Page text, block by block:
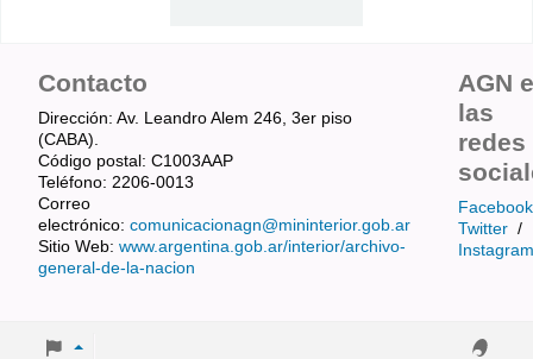
Contacto
Dirección: Av. Leandro Alem 246, 3er piso
(CABA).
Código postal: C1003AAP
Teléfono: 2206-0013
Correo
electrónico: comunicacionagn@mininterior.gob.ar
Sitio Web: www.argentina.gob.ar/interior/archivo-
general-de-la-nacion
AGN
las
redes
Facebook
Twitter /
Instagram